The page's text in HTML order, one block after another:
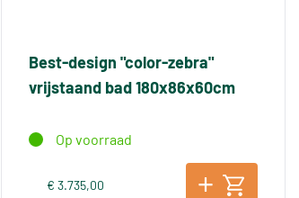
Best-design "color-zebra"
vrijstaand bad 180x86x60cm
Op voorraad
€ 3.735,00